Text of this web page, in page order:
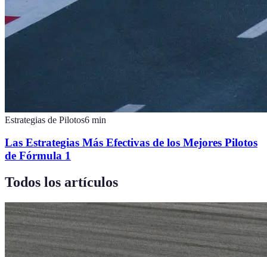
Estrategias de Pilotos6 min
Las Estrategias Más Efectivas de los Mejores Pilotos
de Fórmula 1
Todos los artículos